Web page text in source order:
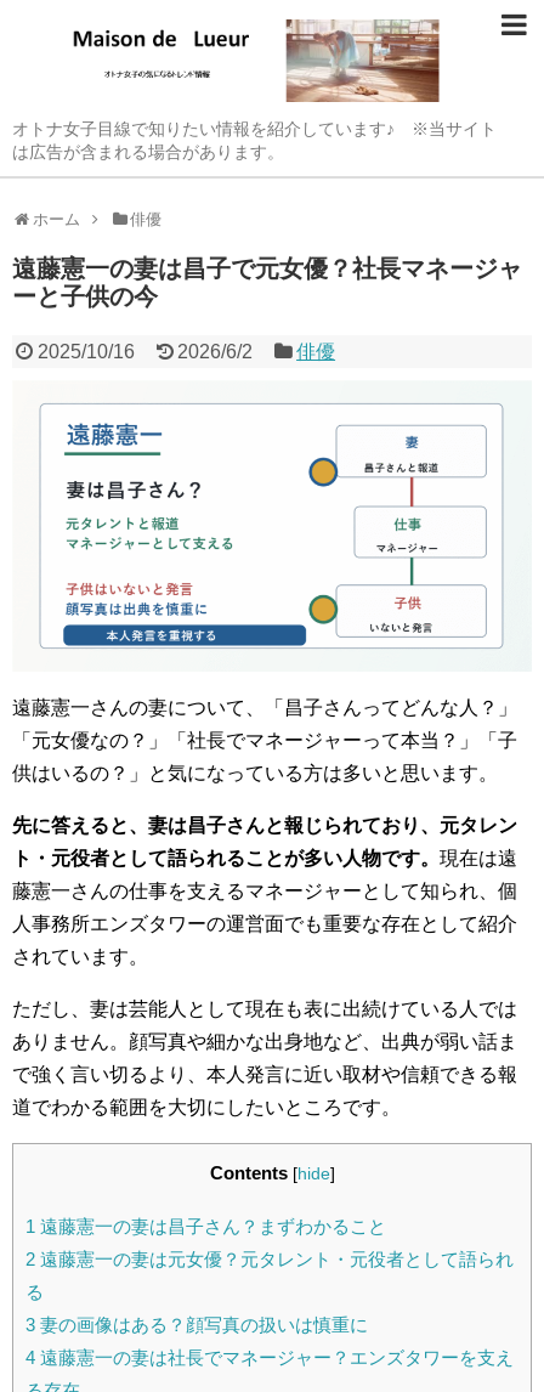
オトナ女子目線で知りたい情報を紹介しています♪ ※当サイト
は広告が含まれる場合があります。
ホーム 俳優
遠藤憲一の妻は昌子で元女優？社長マネージャ
ーと子供の今
2025/10/16 2026/6/2 俳優
遠藤憲一さんの妻について、「昌子さんってどんな人？」
「元女優なの？」「社長でマネージャーって本当？」「子
供はいるの？」と気になっている方は多いと思います。
先に答えると、妻は昌子さんと報じられており、元タレン
ト・元役者として語られることが多い人物です。 現在は遠
藤憲一さんの仕事を支えるマネージャーとして知られ、個
人事務所エンズタワーの運営面でも重要な存在として紹介
されています。
ただし、妻は芸能人として現在も表に出続けている人では
ありません。顔写真や細かな出身地など、出典が弱い話ま
で強く言い切るより、本人発言に近い取材や信頼できる報
道でわかる範囲を大切にしたいところです。
Contents [hide]
1 遠藤憲一の妻は昌子さん？まずわかること
2 遠藤憲一の妻は元女優？元タレント・元役者として語られ
る
3 妻の画像はある？顔写真の扱いは慎重に
4 遠藤憲一の妻は社長でマネージャー？エンズタワーを支え